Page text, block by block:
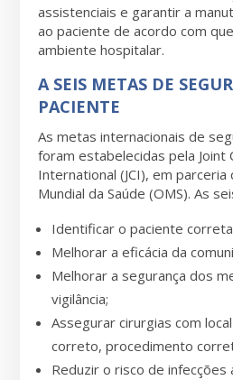
assistenciais e garantir a
ao paciente de acordo com
ambiente hospitalar.
A SEIS METAS DE
PACIENTE
As metas internacionais de
foram estabelecidas pela Joint
International (JCI), em parceria
Mundial da Saúde (OMS). As
Identificar o paciente
Melhorar a eficácia da
Melhorar a segurança dos
vigilância;
Assegurar cirurgias com
correto, procedimento
Reduzir o risco de infecções